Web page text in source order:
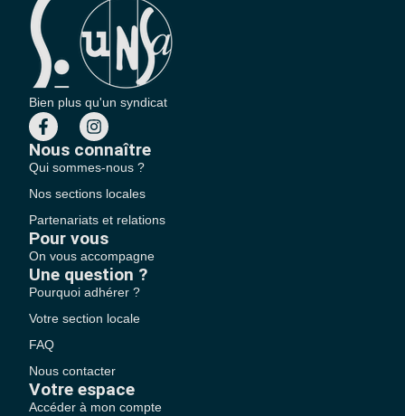
Bien plus qu'un syndicat
Nous connaître
Qui sommes-nous ?
Nos sections locales
Partenariats et relations
Pour vous
On vous accompagne
Une question ?
Pourquoi adhérer ?
Votre section locale
FAQ
Nous contacter
Votre espace
Accéder à mon compte